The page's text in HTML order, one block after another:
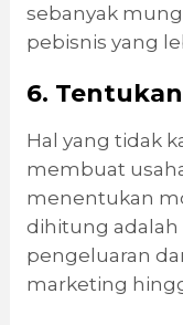
sebanyak
pebisnis yang
6.
Hal yang tidak
membuat
menentukan
dihitung adalah
pengeluaran
marketing